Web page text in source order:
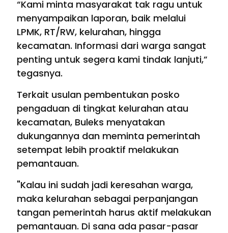
“Kami minta masyarakat tak ragu untuk
menyampaikan laporan, baik melalui
LPMK, RT/RW, kelurahan, hingga
kecamatan. Informasi dari warga sangat
penting untuk segera kami tindak lanjuti,”
tegasnya.
Terkait usulan pembentukan posko
pengaduan di tingkat kelurahan atau
kecamatan, Buleks menyatakan
dukungannya dan meminta pemerintah
setempat lebih proaktif melakukan
pemantauan.
"Kalau ini sudah jadi keresahan warga,
maka kelurahan sebagai perpanjangan
tangan pemerintah harus aktif melakukan
pemantauan. Di sana ada pasar-pasar